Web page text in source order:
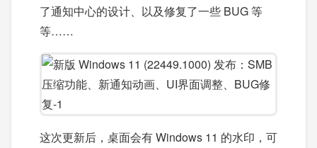
了通知中心的设计、以及修复了一些 BUG 等
等……
这次更新后，桌面会有 Windows 11 的水印，可